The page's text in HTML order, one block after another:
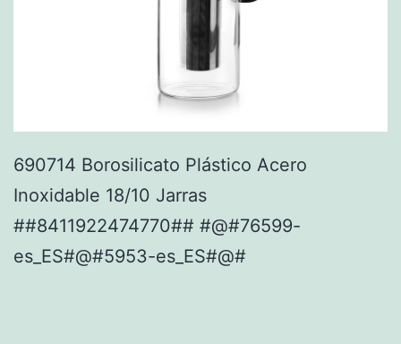
690714 Borosilicato Plástico Acero
Inoxidable 18/10 Jarras
##8411922474770## #@#76599-
es_ES#@#5953-es_ES#@#